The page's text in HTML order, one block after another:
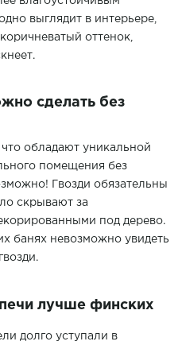
выглядит в интерьере,
оттенок,
сделать без
обладают уникальной
помещения без
Гвозди обязательны
скрывают за
под дерево.
банях невозможно увидеть
лучше финских
долго уступали в